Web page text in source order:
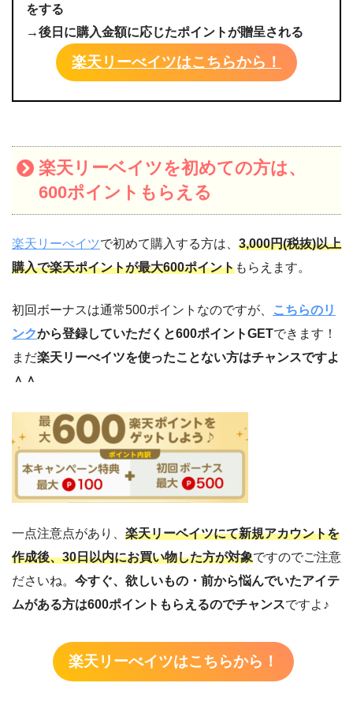
をする
→後日に購入金額に応じたポイントが贈呈される
楽天リーべイツはこちらから！
楽天リーベイツを初めての方は、
600ポイントもらえる
楽天リーべイツで初めて購入する方は、 3,000円(税抜)以上
購入で楽天ポイントが最大600ポイントもらえます。
初回ボーナスは通常500ポイントなのですが、
こちらのリ
ンクから登録していただくと600ポイントGETできます！
まだ楽天リーべイツを使ったことない方はチャンスですよ
＾＾
一点注意点があり、 楽天リーベイツにて新規アカウントを
作成後、30日以内にお買い物した方が対象ですのでご注意
ださいね。 今すぐ、欲しいもの・前から悩んでいたアイテ
ムがある方は600ポイントもらえるのでチャンスですよ♪
楽天リーべイツはこちらから！